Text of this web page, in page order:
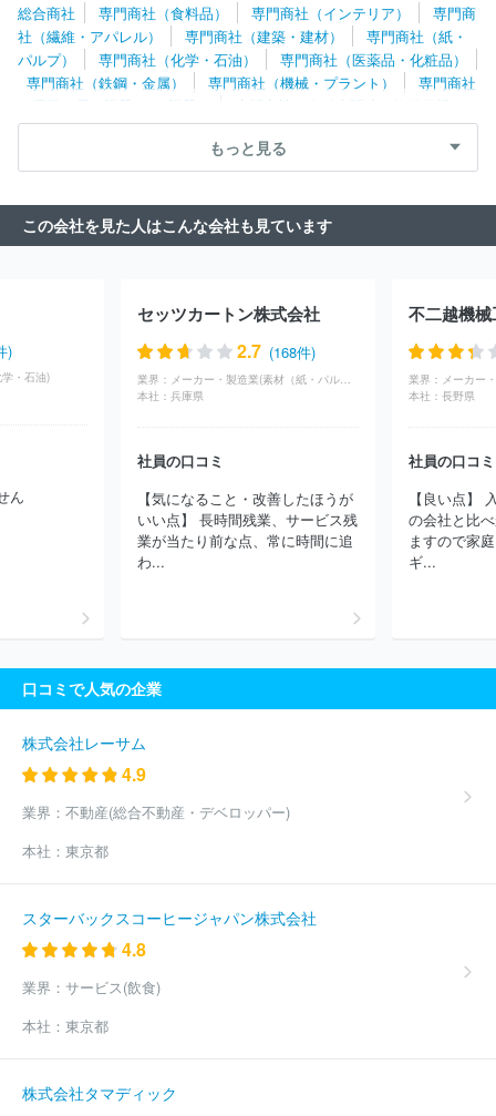
総合商社 専門商社（食料品） 専門商社（インテリア）
専門商
社（繊維・アパレル）
専門商社（建築・建材）
専門商社（紙・
パルプ）
専門商社（化学・石油）
専門商社（医薬品・化粧品）
専門商社（鉄鋼・金属）
専門商社（機械・プラント）
専門商社
（電子・電気機器・OA機器）
専門商社（自動車関連・輸送用機
器）
専門商社（医療機器）
専門商社（文具・事務用品・日用
専門商社（スポーツ・レジャー用品） 専門商社（その他）
もっと見る
この会社を見た人はこんな会社も見ています
)
・石油)
ん
セッツカートン株式会社
2.7 (168件)
業界：
メーカー・製造業(素材（紙・パルプ）)
本社： 兵庫県
社員の口コミ
【気になること・改善したほうが
いい点】 長時間残業、サービス残
業が当たり前な点、常に時間に追
わ...
不二越機
業界：
本社： 長野県
社員の口コミ
【良い点】
の会社と比
ますので家
ギ...
口コミで人気の企業
株式会社レーサム
4.9
業界： 不動産(総合不動産・デベロッパー)
本社： 東京都
スターバックスコーヒージャパン株式会社
4.8
業界： サービス(飲食)
本社： 東京都
株式会社タマディック